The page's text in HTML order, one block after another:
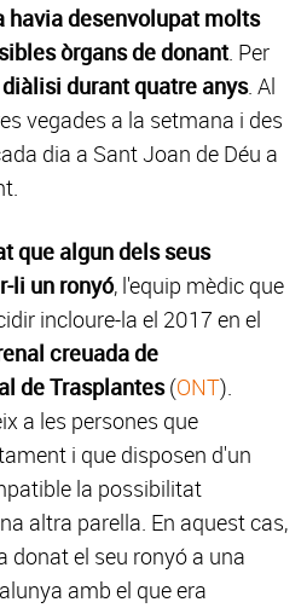
havia desenvolupat molts
òrgans de donant. Per
diàlisi durant quatre anys. Al
vegades a la setmana i des
dia a Sant Joan de Déu a
que algun dels seus
li un ronyó, l'equip mèdic que
incloure-la el 2017 en el
creuada de
de Trasplantes(ONT).
a les persones que
i que disposen d'un
la possibilitat
altra parella. En aquest cas,
donat el seu ronyó a una
amb el que era